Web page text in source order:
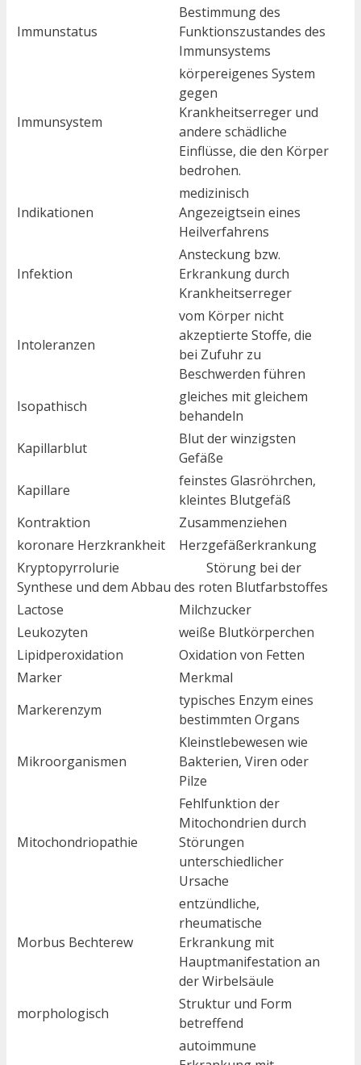
Immunstatus
Bestimmung des
Funktionszustandes des
Immunsystems
Immunsystem
körpereigenes System
gegen
Krankheitserreger und
andere schädliche
Einflüsse, die den Körper
bedrohen.
Indikationen
medizinisch
Angezeigtsein eines
Heilverfahrens
Infektion
Ansteckung bzw.
Erkrankung durch
Krankheitserreger
Intoleranzen
vom Körper nicht
akzeptierte Stoffe, die
bei Zufuhr zu
Beschwerden führen
Isopathisch
gleiches mit gleichem
behandeln
Kapillarblut
Blut der winzigsten
Gefäße
Kapillare
feinstes Glasröhrchen,
kleintes Blutgefäß
Kontraktion
Zusammenziehen
koronare Herzkrankheit
Herzgefäßerkrankung
Kryptopyrrolurie Störung bei der
Synthese und dem Abbau des roten Blutfarbstoffes
Lactose
Milchzucker
Leukozyten
weiße Blutkörperchen
Lipidperoxidation
Oxidation von Fetten
Marker
Merkmal
Markerenzym
typisches Enzym eines
bestimmten Organs
Mikroorganismen
Kleinstlebewesen wie
Bakterien, Viren oder
Pilze
Mitochondriopathie
Fehlfunktion der
Mitochondrien durch
Störungen
unterschiedlicher
Ursache
Morbus Bechterew
entzündliche,
rheumatische
Erkrankung mit
Hauptmanifestation an
der Wirbelsäule
morphologisch
Struktur und Form
betreffend
autoimmune